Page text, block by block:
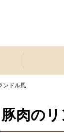
ンドル風
豚肉の